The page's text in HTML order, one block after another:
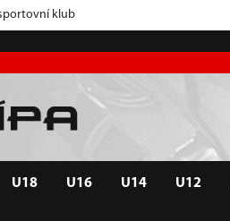
klub
U18 U16 U14 U12